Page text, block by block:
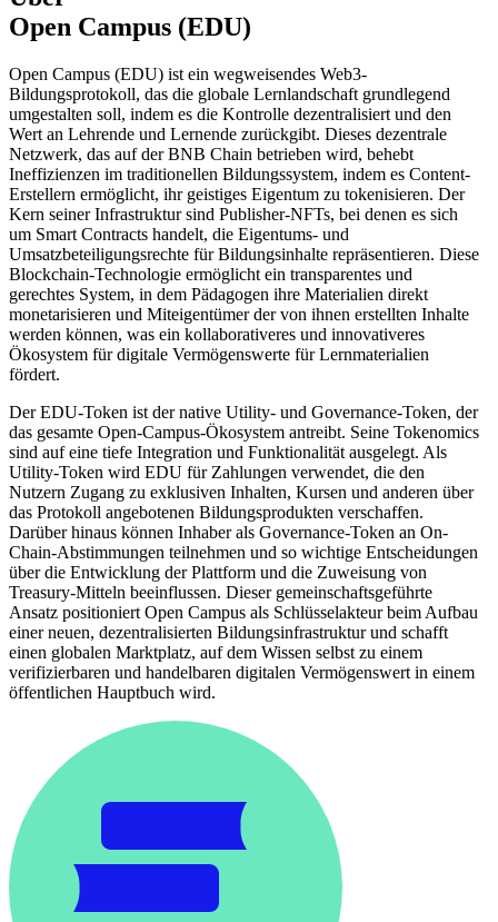
Open Campus (EDU)
Open Campus (EDU) ist ein wegweisendes Web3-
Bildungsprotokoll, das die globale Lernlandschaft grundlegend
umgestalten soll, indem es die Kontrolle dezentralisiert und den
Wert an Lehrende und Lernende zurückgibt. Dieses dezentrale
Netzwerk, das auf der BNB Chain betrieben wird, behebt
Ineffizienzen im traditionellen Bildungssystem, indem es Content-
Erstellern ermöglicht, ihr geistiges Eigentum zu tokenisieren. Der
Kern seiner Infrastruktur sind Publisher-NFTs, bei denen es sich
um Smart Contracts handelt, die Eigentums- und
Umsatzbeteiligungsrechte für Bildungsinhalte repräsentieren. Diese
Blockchain-Technologie ermöglicht ein transparentes und
gerechtes System, in dem Pädagogen ihre Materialien direkt
monetarisieren und Miteigentümer der von ihnen erstellten Inhalte
werden können, was ein kollaborativeres und innovativeres
Ökosystem für digitale Vermögenswerte für Lernmaterialien
fördert.
Der EDU-Token ist der native Utility- und Governance-Token, der
das gesamte Open-Campus-Ökosystem antreibt. Seine Tokenomics
sind auf eine tiefe Integration und Funktionalität ausgelegt. Als
Utility-Token wird EDU für Zahlungen verwendet, die den
Nutzern Zugang zu exklusiven Inhalten, Kursen und anderen über
das Protokoll angebotenen Bildungsprodukten verschaffen.
Darüber hinaus können Inhaber als Governance-Token an On-
Chain-Abstimmungen teilnehmen und so wichtige Entscheidungen
über die Entwicklung der Plattform und die Zuweisung von
Treasury-Mitteln beeinflussen. Dieser gemeinschaftsgeführte
Ansatz positioniert Open Campus als Schlüsselakteur beim Aufbau
einer neuen, dezentralisierten Bildungsinfrastruktur und schafft
einen globalen Marktplatz, auf dem Wissen selbst zu einem
verifizierbaren und handelbaren digitalen Vermögenswert in einem
öffentlichen Hauptbuch wird.